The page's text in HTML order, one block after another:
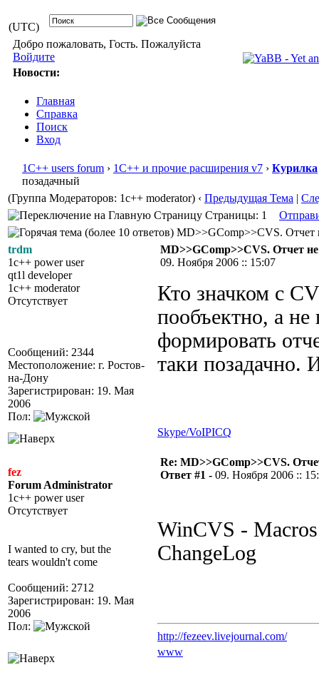
(UTC)
Добро пожаловать, Гость. Пожалуйста
Войдите
Новости:
Главная
Справка
Поиск
Вход
1С++ users forum › 1С++ и прочие расширения v7 › Курилка
позадачный
(Группа Модераторов: 1c++ moderator) ‹ Предыдущая Тема |
Страницы: 1
MD>>GComp>>CVS. Отчет
trdm
1c++ power user
qt1l developer
1c++ moderator
Отсутствует
Сообщений: 2344
Местоположение: г. Ростов-
на-Дону
Зарегистрирован: 19. Мая
2006
Пол:
MD>>GComp>>CVS. Отчет
09. Ноября 2006 :: 15:07
Кто значком с
пообъектно, а не
формировать
таки позадачно.
Skype/VoIPICQ
fez
Forum Administrator
1c++ power user
Отсутствует
I wanted to cry, but the
tears wouldn't come
Сообщений: 2712
Зарегистрирован: 19. Мая
2006
Пол:
Re: MD>>GComp>>CVS.
Ответ #1 - 09. Ноября 2006 ::
WinCVS -
ChangeLog
http://fezeev.livejournal.com/
www